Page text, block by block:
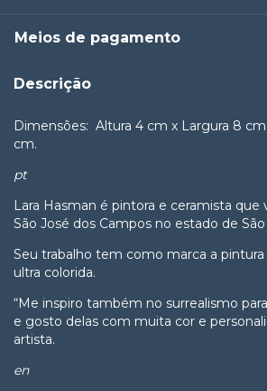
Meios de pagamento
Descrição
Dimensões: Altura 4 cm x Largura 8
cm.
pt
Lara Hasman é pintora e ceramista que
São José dos Campos no estado de
Seu trabalho tem como marca a
ultra colorida.
“Me inspiro também no surrealismo
e gosto delas com muita cor e
artista.
en